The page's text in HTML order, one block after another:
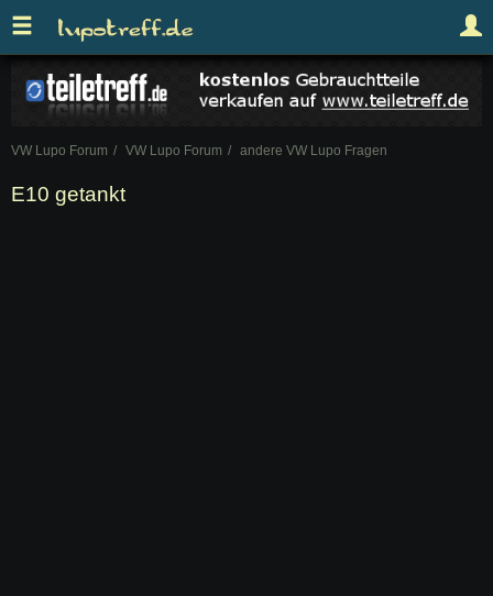
VW Lupo Forum VW Lupo Forum andere VW Lupo Fragen
E10 getankt